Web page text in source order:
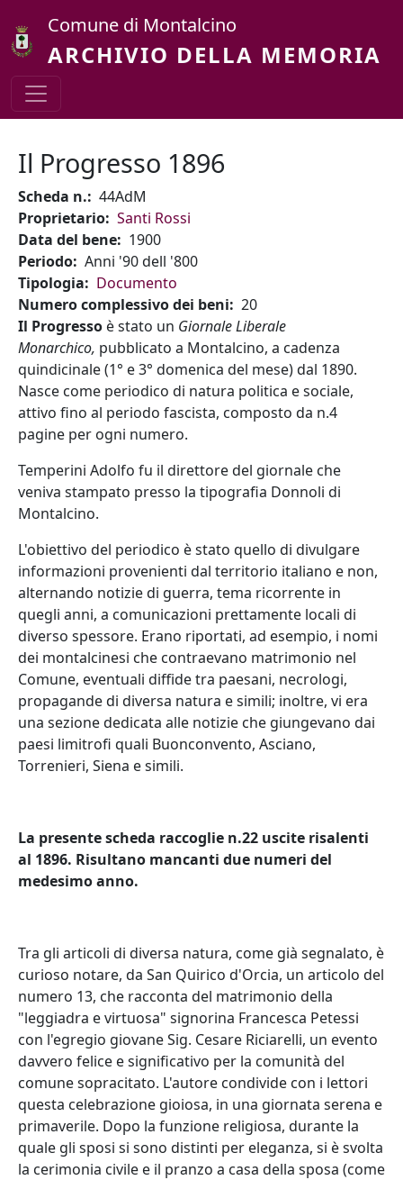
Comune di Montalcino
ARCHIVIO DELLA MEMORIA
Il Progresso 1896
Scheda n.
44AdM
Proprietario Santi Rossi
Data del bene
1900
Periodo Anni '90 dell '800
Tipologia
Documento
Numero complessivo dei beni
20
Il Progresso è stato un Giornale Liberale
Monarchico, pubblicato a Montalcino, a cadenza
quindicinale (1° e 3° domenica del mese) dal 1890.
Nasce come periodico di natura politica e sociale,
attivo fino al periodo fascista, composto da n.4
pagine per ogni numero.
Temperini Adolfo fu il direttore del giornale che
veniva stampato presso la tipografia Donnoli di
Montalcino.
L'obiettivo del periodico è stato quello di divulgare
informazioni provenienti dal territorio italiano e non,
alternando notizie di guerra, tema ricorrente in
quegli anni, a comunicazioni prettamente locali di
diverso spessore. Erano riportati, ad esempio, i nomi
dei montalcinesi che contraevano matrimonio nel
Comune, eventuali diffide tra paesani, necrologi,
propagande di diversa natura e simili; inoltre, vi era
una sezione dedicata alle notizie che giungevano dai
paesi limitrofi quali Buonconvento, Asciano,
Torrenieri, Siena e simili.
La presente scheda raccoglie n.22 uscite risalenti
al 1896. Risultano mancanti due numeri del
medesimo anno.
Tra gli articoli di diversa natura, come già segnalato, è
curioso notare, da San Quirico d'Orcia, un articolo del
numero 13, che racconta del matrimonio della
"leggiadra e virtuosa" signorina Francesca Petessi
con l'egregio giovane Sig. Cesare Riciarelli, un evento
davvero felice e significativo per la comunità del
comune sopracitato. L'autore condivide con i lettori
questa celebrazione gioiosa, in una giornata serena e
primaverile. Dopo la funzione religiosa, durante la
quale gli sposi si sono distinti per eleganza, si è svolta
la cerimonia civile e il pranzo a casa della sposa (come